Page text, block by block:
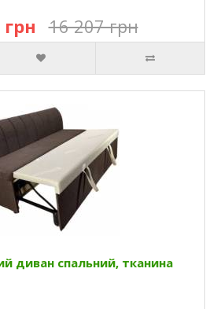
грн 16 207 грн
диван спальний, тканина